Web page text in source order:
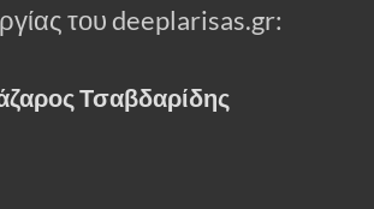
του deeplarisas.gr:
Τσαβδαρίδης